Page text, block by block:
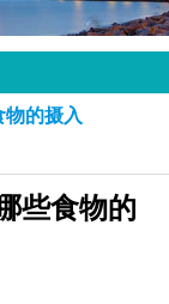
的摄入
些食物的